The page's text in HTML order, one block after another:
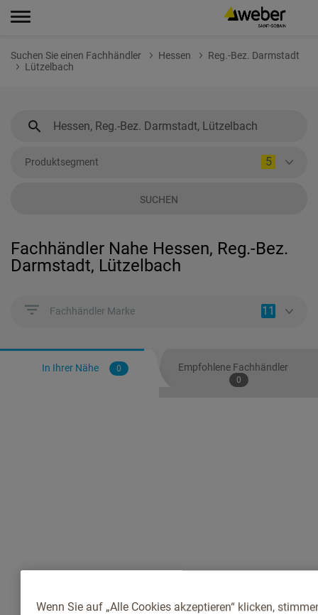
Suchen Sie einen Fachhändler Hessen
Reg.-Bez. Darmstadt
Lützelbach
Produktsegment 5
SUCHEN
Fachhändler Nahe Hessen, Reg.-Bez.
Darmstadt, Lützelbach
Fachhändler Marke 11
In Ihrer Nähe 0 Empfohlene Fachhändler
0
Wenn Sie auf „Alle Cookies akzeptieren“ klicken,